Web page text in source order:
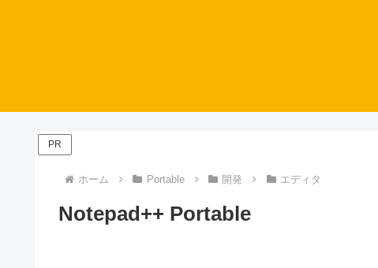
PR
ホーム Portable 開発 エディタ
Notepad++ Portable